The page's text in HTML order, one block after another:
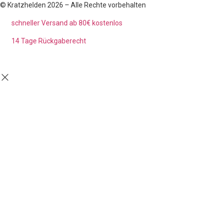
© Kratzhelden 2026 – Alle Rechte vorbehalten
schneller Versand ab 80€ kostenlos
14 Tage Rückgaberecht